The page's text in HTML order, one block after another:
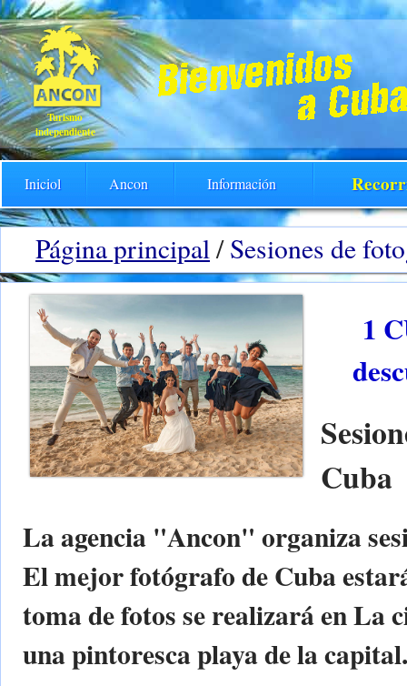
Turismo
independiente
Iniciol Ancon Información
Página principal/Sesiones de
1
Cuba
La agencia "Ancon" organiza
El mejor fotógrafo de Cuba
toma de fotos se realizará en La
una pintoresca playa de la capital.